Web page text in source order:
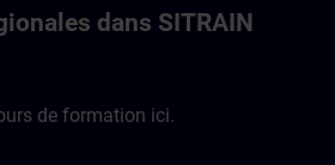
dans SITRAIN
de formation ici.